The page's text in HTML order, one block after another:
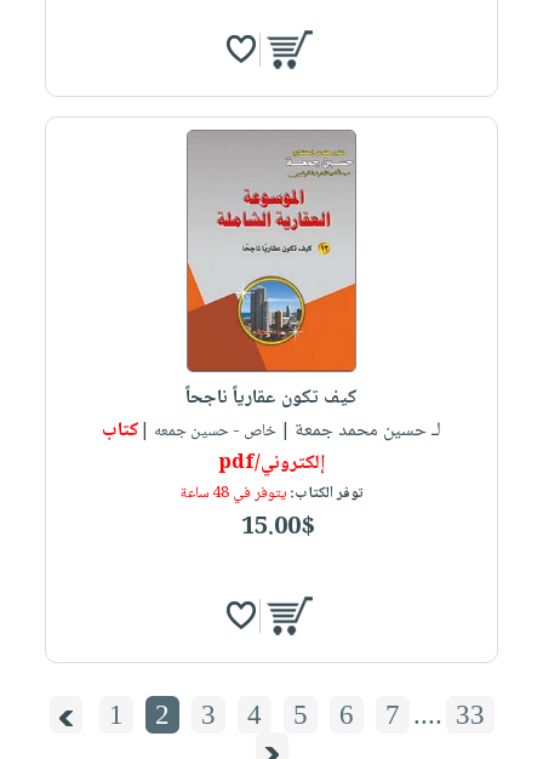
كيف تكون عقارياً ناجحاً
لـ حسين محمد جمعة | خاص - حسين جمعه |كتاب
إلكتروني/pdf
توفر الكتاب:يتوفر في 48 ساعة
15.00$
1 2 3 4 5 6 7 .... 33